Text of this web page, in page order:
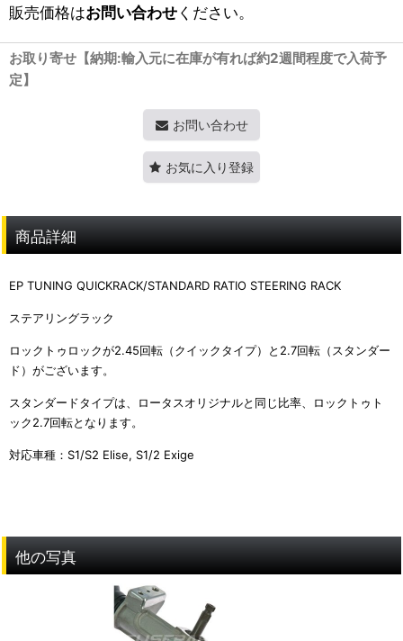
販売価格はお問い合わせください。
お取り寄せ【納期:輸入元に在庫が有れば約2週間程度で入荷予
定】
お問い合わせ
お気に入り登録
商品詳細
EP TUNING QUICKRACK/STANDARD RATIO STEERING RACK
ステアリングラック
ロックトゥロックが2.45回転（クイックタイプ）と2.7回転（スタンダー
ド）がございます。
スタンダードタイプは、ロータスオリジナルと同じ比率、ロックトゥト
ック2.7回転となります。
対応車種：S1/S2 Elise, S1/2 Exige
他の写真